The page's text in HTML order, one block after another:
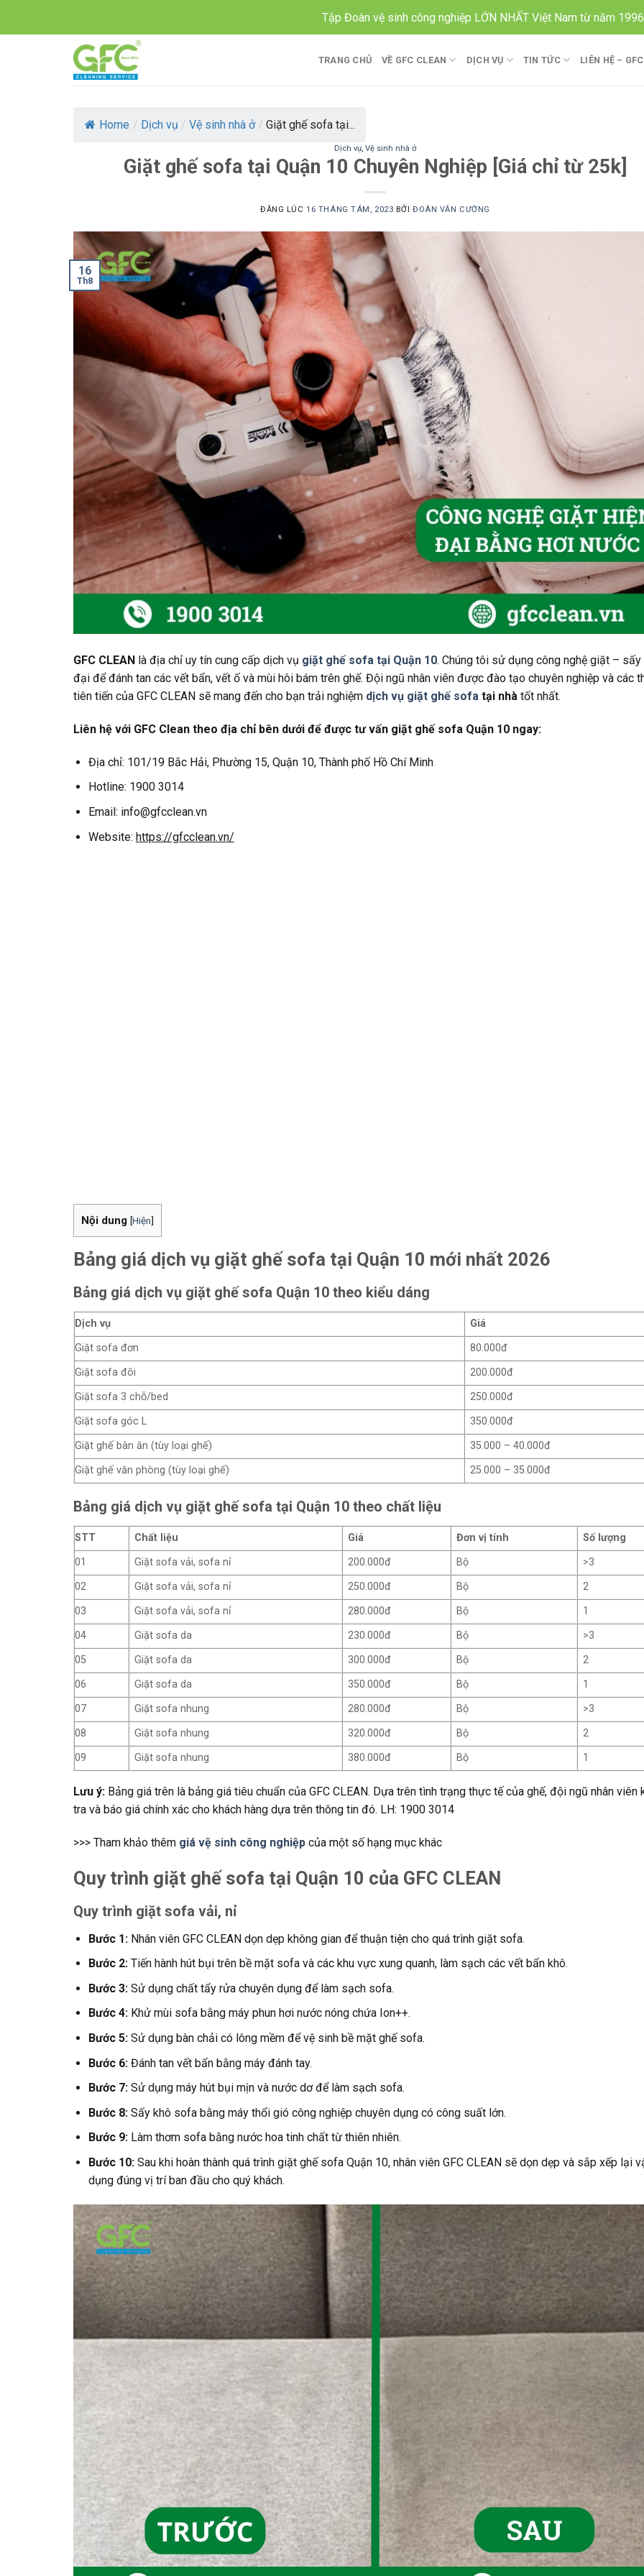
Tập Đoàn vệ sinh công nghiệp LỚN NHẤT Việt Nam từ năm 1996
TRANG CHỦ VỀ GFC CLEAN DỊCH VỤ TIN TỨC LIÊN HỆ –
Home / Dịch vụ / Vệ sinh nhà ở / Giặt ghế sofa tại...
Dịch vụ, Vệ sinh nhà ở
Giặt ghế sofa tại Quận 10 Chuyên Nghiệp [Giá chỉ từ 25k]
ĐĂNG LÚC16 THÁNG TÁM, 2023 BỞIĐOÀN VĂN CƯỜNG
16
Th8
GFC CLEAN là địa chỉ uy tín cung cấp dịch vụ giặt ghế sofa tại Quận 10. Chúng tôi sử dụng công nghệ giặt – sấy
đại để đánh tan các vết bẩn, vết ố và mùi hôi bám trên ghế. Đội ngũ nhân viên được đào tạo chuyên nghiệp và các
tiên tiến của GFC CLEAN sẽ mang đến cho bạn trải nghiệm dịch vụ giặt ghế sofa tại nhà tốt nhất.
Liên hệ với GFC Clean theo địa chỉ bên dưới để được tư vấn giặt ghế sofa Quận 10 ngay:
Địa chỉ: 101/19 Bắc Hải, Phường 15, Quận 10, Thành phố Hồ Chí Minh
Hotline: 1900 3014
Email: info@gfcclean.vn
Website: https://gfcclean.vn/
Nội dung [Hiện]
Bảng giá dịch vụ giặt ghế sofa tại Quận 10 mới nhất 2026
Bảng giá dịch vụ giặt ghế sofa Quận 10 theo kiểu dáng
Dịch vụ
Giá
Giặt sofa đơn
80.000đ
Giặt sofa đôi
200.000đ
Giặt sofa 3 chỗ/bed
250.000đ
Giặt sofa góc L
350.000đ
Giặt ghế bàn ăn (tùy loại ghế)
35.000 – 40.000đ
Giặt ghế văn phòng (tùy loại ghế)
25.000 – 35.000đ
Bảng giá dịch vụ giặt ghế sofa tại Quận 10 theo chất liệu
STT Chất liệu Giá Đơn vị tính
Số lượng
01
Giặt sofa vải, sofa nỉ 200.000đ Bộ
>3
02
Giặt sofa vải, sofa nỉ 250.000đ Bộ
2
03
Giặt sofa vải, sofa nỉ 280.000đ Bộ
1
04
Giặt sofa da 230.000đ Bộ
>3
05
Giặt sofa da 300.000đ Bộ
2
06
Giặt sofa da 350.000đ Bộ
1
07
Giặt sofa nhung 280.000đ Bộ
>3
08
Giặt sofa nhung 320.000đ Bộ
2
09
Giặt sofa nhung 380.000đ Bộ 1
Lưu ý: Bảng giá trên là bảng giá tiêu chuẩn của GFC CLEAN. Dựa trên tình trạng thực tế của ghế, đội ngũ nhân viên
tra và báo giá chính xác cho khách hàng dựa trên thông tin đó. LH: 1900 3014
>>> Tham khảo thêm giá vệ sinh công nghiệp của một số hạng mục khác
Quy trình giặt ghế sofa tại Quận 10 của GFC CLEAN
Quy trình giặt sofa vải, nỉ
Bước 1:Nhân viên GFC CLEAN dọn dẹp không gian để thuận tiện cho quá trình giặt sofa.
Bước 2:Tiến hành hút bụi trên bề mặt sofa và các khu vực xung quanh, làm sạch các vết bẩn khô.
Bước 3:Sử dụng chất tẩy rửa chuyên dụng để làm sạch sofa.
Bước 4:Khử mùi sofa bằng máy phun hơi nước nóng chứa Ion++.
Bước 5:Sử dụng bàn chải có lông mềm để vệ sinh bề mặt ghế sofa.
Bước 6: Đánh tan vết bẩn bằng máy đánh tay.
Bước 7:Sử dụng máy hút bụi mịn và nước dơ để làm sạch sofa.
Bước 8:Sấy khô sofa bằng máy thổi gió công nghiệp chuyên dụng có công suất lớn.
Bước 9:Làm thơm sofa bằng nước hoa tinh chất từ thiên nhiên.
Bước 10:Sau khi hoàn thành quá trình giặt ghế sofa Quận 10, nhân viên GFC CLEAN sẽ dọn dẹp và sắp xếp lại
dụng đúng vị trí ban đầu cho quý khách.